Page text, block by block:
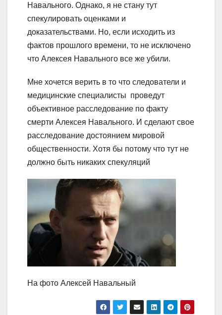
Навального. Однако, я не стану тут
спекулировать оценками и
доказательствами. Но, если исходить из
фактов прошлого времени, то не исключено
что Алексея Навального все же убили.
Мне хочется верить в то что следователи и
медицинские специалисты проведут
объективное расследование по факту
смерти Алексея Навального. И сделают свое
расследование достоянием мировой
общественности. Хотя бы потому что тут не
должно быть никаких спекуляций
На фото Алексей Навальный